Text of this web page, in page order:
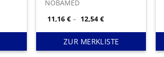
NOBAMED
11,16 € – 12,54 €Preisspanne:
bis
12,54 €
ZUR MERKLISTE